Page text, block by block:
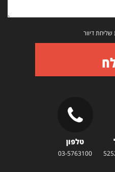
דיוור
טלפון
03-5763100